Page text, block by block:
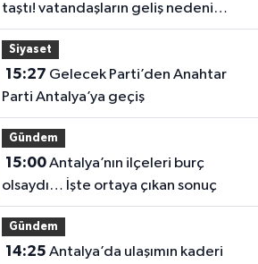
taştı! vatandaşların geliş nedeni
farklı çıktı
Siyaset
15:27
Parti Antalya’ya geçiş
Gündem
15:00Antalya’nın ilçeleri burç
olsaydı… İşte ortaya çıkan sonuç
Gündem
14:25